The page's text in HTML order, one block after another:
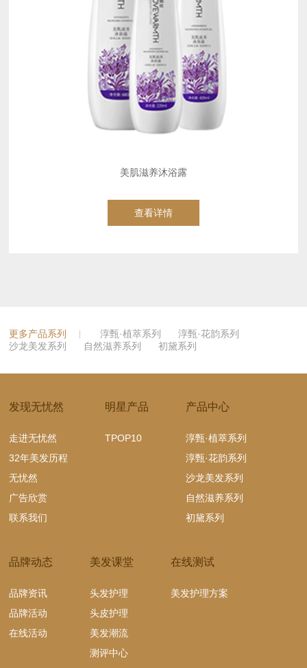
美肌滋养沐浴露
更多产品系列 淳甄·植萃系列
淳甄·花韵系列
沙龙美发系列
自然滋养系列 初黛系列
发现无忧然
走进无忧然
32年美发历程
无忧然
广告欣赏
联系我们
明星产品
TPOP10
产品中心
淳甄·植萃系列
淳甄·花韵系列
沙龙美发系列
自然滋养系列
初黛系列
品牌动态
品牌资讯
品牌活动
在线活动
美发课堂
头发护理
头皮护理
美发潮流
测评中心
在线测试
美发护理方案